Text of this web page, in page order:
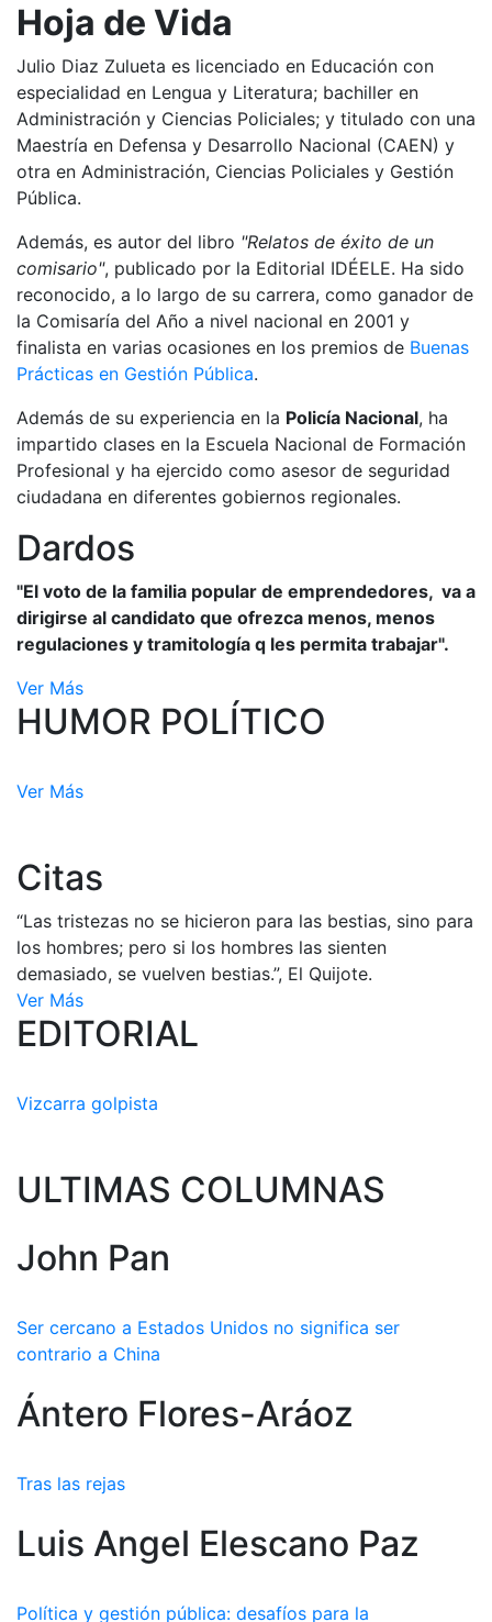
Hoja de Vida
Julio Diaz Zulueta es licenciado en Educación con
especialidad en Lengua y Literatura; bachiller en
Administración y Ciencias Policiales; y titulado con una
Maestría en Defensa y Desarrollo Nacional (CAEN) y
otra en Administración, Ciencias Policiales y Gestión
Pública.
Además, es autor del libro "Relatos de éxito de un
comisario", publicado por la Editorial IDÉELE. Ha sido
reconocido, a lo largo de su carrera, como ganador de
la Comisaría del Año a nivel nacional en 2001 y
finalista en varias ocasiones en los premios de Buenas
Prácticas en Gestión Pública.
Además de su experiencia en la Policía Nacional, ha
impartido clases en la Escuela Nacional de Formación
Profesional y ha ejercido como asesor de seguridad
ciudadana en diferentes gobiernos regionales.
Dardos
"El voto de la familia popular de emprendedores, va a
dirigirse al candidato que ofrezca menos, menos
regulaciones y tramitología q les permita trabajar".
Ver Más
HUMOR POLÍTICO
Ver Más
Citas
“Las tristezas no se hicieron para las bestias, sino para
los hombres; pero si los hombres las sienten
demasiado, se vuelven bestias.”, El Quijote.
Ver Más
EDITORIAL
Vizcarra golpista
ULTIMAS COLUMNAS
John Pan
Ser cercano a Estados Unidos no significa ser
contrario a China
Ántero Flores-Aráoz
Tras las rejas
Luis Angel Elescano Paz
Política y gestión pública: desafíos para la